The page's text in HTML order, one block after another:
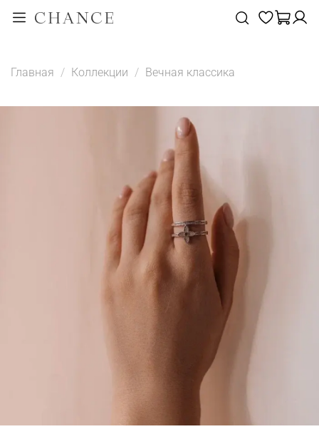
Главная Коллекции Вечная классика